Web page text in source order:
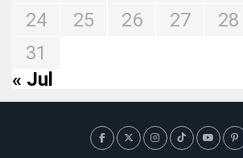
24
25 26 27 28
31
« Jul